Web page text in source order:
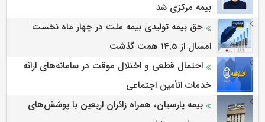
بیمه مركزی شد
حق بیمه تولیدی بیمه ملت در چهار ماه نخست
امسال از 14.5 همت گذشت
احتمال قطعی و اختلال موقت در سامانه‌های ارائه
خدمات اتأمین اجتماعی
بیمه پارسیان، همراه زائران اربعین با پوشش‌های